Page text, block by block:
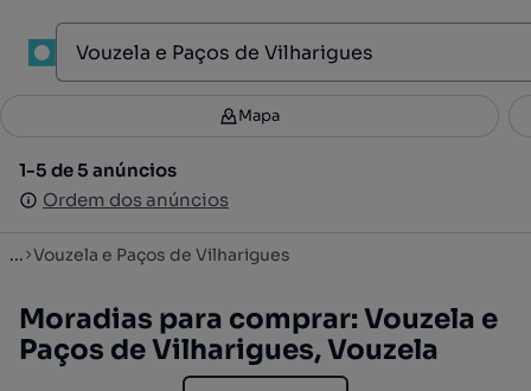
Filtros 2
1-5 de 5 anúncios
Ordem dos anúncios
Mapa
1-5 de 5 anúncios
Ordem dos anúncios
... Vouzela e Paços de Vilharigues
Moradias para comprar: Vouzela e
Paços de Vilharigues, Vouzela